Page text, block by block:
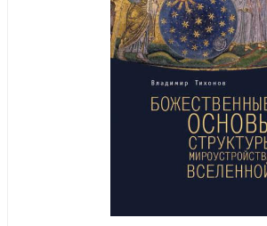
Всенощное бдение в духе древних
Сборник нот для исполнения на